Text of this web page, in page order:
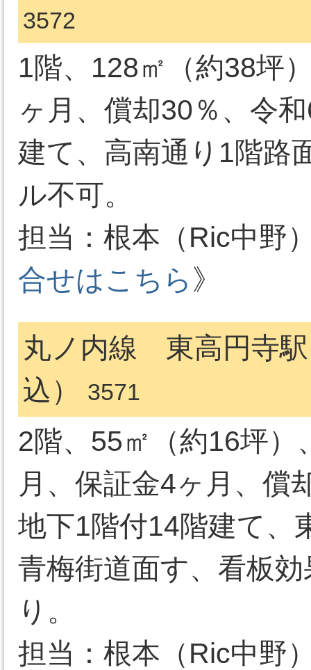
3572
1階、128㎡（約38坪
ヶ月、償却30％、令
建て、高南通り1階路
ル不可。
担当：根本（Ric中野
合せはこちら 》
丸ノ内線 東高円寺
込）
3571
2階、55㎡（約16坪）
月、保証金4ヶ月、償
地下1階付14階建て、
青梅街道面す、看板
り。
担当：根本（Ric中野